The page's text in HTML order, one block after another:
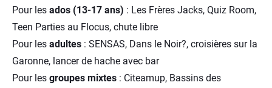
Pour les ados (13-17 ans) : Les Frères Jacks, Quiz Room,
Teen Parties au Flocus, chute libre
Pour les adultes : SENSAS, Dans le Noir?, croisières sur la
Garonne, lancer de hache avec bar
Pour les groupes mixtes : Citeamup, Bassins des